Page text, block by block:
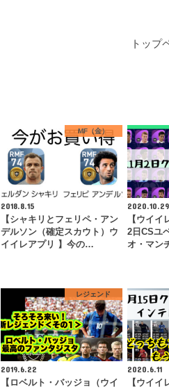
トップ
MF（金）
2018.8.15
【シャキリとフェリペ・アン
デルソン（確定スカウト）ウ
イイレアプリ 】今の…
2020.10.29
【ウイイ
2日CSユ
オ・マン
レジェンド
2019.6.22
【ロベルト・バッジョ（ウイ
2020.6.11
【ウイイ